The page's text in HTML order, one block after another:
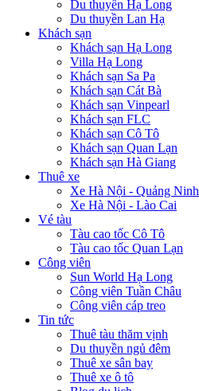
Du thuyền Hạ Long
Du thuyền Lan Hạ
Khách sạn
Khách sạn Hạ Long
Villa Hạ Long
Khách sạn Sa Pa
Khách sạn Cát Bà
Khách sạn Vinpearl
Khách sạn FLC
Khách sạn Cô Tô
Khách sạn Quan Lạn
Khách sạn Hà Giang
Thuê xe
Xe Hà Nội - Quảng Ninh
Xe Hà Nội - Lào Cai
Vé tàu
Tàu cao tốc Cô Tô
Tàu cao tốc Quan Lạn
Công viên
Sun World Hạ Long
Công viên Tuần Châu
Công viên cáp treo
Tin tức
Thuê tàu thăm vịnh
Du thuyền ngủ đêm
Thuê xe sân bay
Thuê xe ô tô